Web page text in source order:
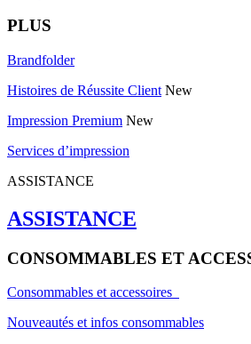
PLUS
Brandfolder
Histoires de Réussite Client New
Impression Premium New
Services d’impression
ASSISTANCE
ASSISTANCE
CONSOMMABLES ET
Consommables et accessoires
Nouveautés et infos consommables